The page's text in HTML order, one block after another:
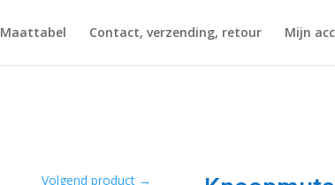
Maattabel Contact, verzending, retour Mijn
Volgend product →